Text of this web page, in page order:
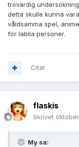
trovärdig
detta skulle kunna
våldsamma spel,
för labila personer.
Citat
flaskis
Skrivet
My sa: